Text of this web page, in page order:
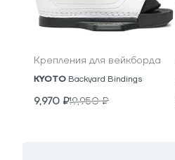
Крепления для вейкборда
KYOTO Backyard Bindings
9,970 ₽19,950₽